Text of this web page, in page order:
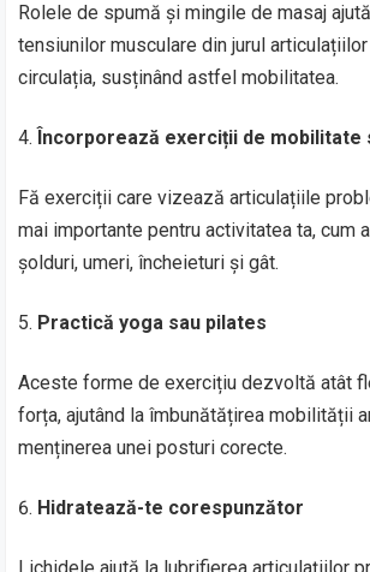
Rolele de spumă și mingile de masaj
tensiunilor musculare din jurul
circulația, susținând astfel mobilitatea.
Încorporează exerciții de mobilitate
Fă exerciții care vizează articulațiile
mai importante pentru activitatea ta, cum
șolduri, umeri, încheieturi și gât.
Practică yoga sau pilates
Aceste forme de exercițiu dezvoltă atât
forța, ajutând la îmbunătățirea mobilității
menținerea unei posturi corecte.
Hidratează-te corespunzător